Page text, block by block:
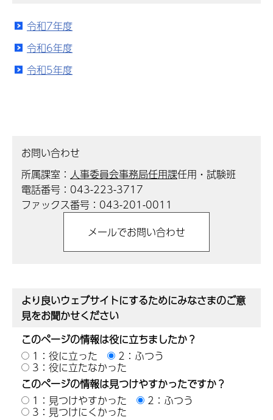
令和7年度
令和6年度
令和5年度
お問い合わせ
所属課室： 人事委員会事務局任用課任用・試験班
電話番号：043-223-3717
ファックス番号：043-201-0011
より良いウェブサイトにするためにみなさまのご意
見をお聞かせください
このページの情報は役に立ちましたか？
1：役に立った
2：ふつう
3：役に立たなかった
このページの情報は見つけやすかったですか？
1：見つけやすかった
2：ふつう
3：見つけにくかった